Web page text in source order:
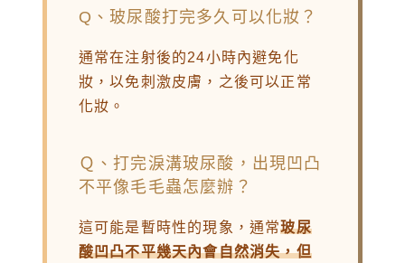
Q、玻尿酸打完多久可以化妝？
通常在注射後的24小時內避免化
妝，以免刺激皮膚，之後可以正常
化妝。
Ｑ、打完淚溝玻尿酸，出現凹凸
不平像毛毛蟲怎麼辦？
這可能是暫時性的現象，通常玻尿
酸凹凸不平幾天內會自然消失，但